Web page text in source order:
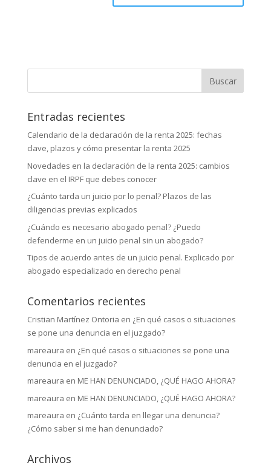
Buscar:
Entradas recientes
Calendario de la declaración de la renta 2025: fechas
clave, plazos y cómo presentar la renta 2025
Novedades en la declaración de la renta 2025: cambios
clave en el IRPF que debes conocer
¿Cuánto tarda un juicio por lo penal? Plazos de las
diligencias previas explicados
¿Cuándo es necesario abogado penal? ¿Puedo
defenderme en un juicio penal sin un abogado?
Tipos de acuerdo antes de un juicio penal. Explicado por
abogado especializado en derecho penal
Comentarios recientes
Cristian Martínez Ontoria en ¿En qué casos o situaciones
se pone una denuncia en el juzgado?
mareaura en ¿En qué casos o situaciones se pone una
denuncia en el juzgado?
mareaura en ME HAN DENUNCIADO, ¿QUÉ HAGO AHORA?
mareaura en ME HAN DENUNCIADO, ¿QUÉ HAGO AHORA?
mareaura en ¿Cuánto tarda en llegar una denuncia?
¿Cómo saber si me han denunciado?
Archivos